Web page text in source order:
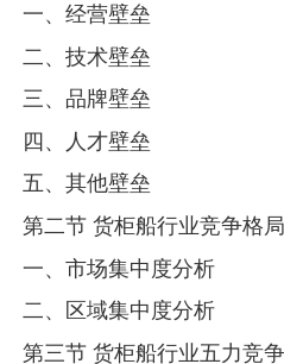
一、经营壁垒
二、技术壁垒
三、品牌壁垒
四、人才壁垒
五、其他壁垒
第二节 货柜船行业竞争格局
一、市场集中度分析
二、区域集中度分析
第三节 货柜船行业五力竞